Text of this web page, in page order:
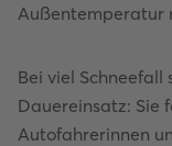
Außentemperatur
Bei viel
Dauereinsatz: Sie
Autofahrerinnen